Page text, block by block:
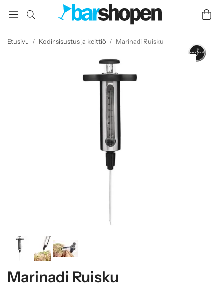
Etusivu / Kodinsisustus ja keittiö / Marinadi Ruisku
Marinadi Ruisku